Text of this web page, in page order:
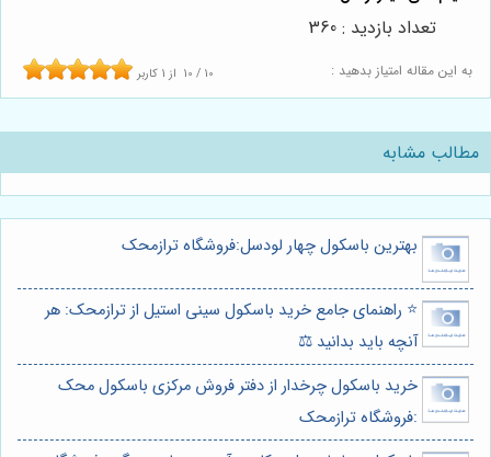
به این مقاله امتیاز بدهید : 10 / 10 از 1 کاربر
تعداد بازدید : 360
مطالب مشابه
بهترین باسکول چهار لودسل:فروشگاه ترازمحک
⭐️ راهنمای جامع خرید باسکول سینی استیل از ترازمحک: هر
آنچه باید بدانید ⚖️
خرید باسکول چرخدار از دفتر فروش مرکزی باسکول محک
:فروشگاه ترازمحک